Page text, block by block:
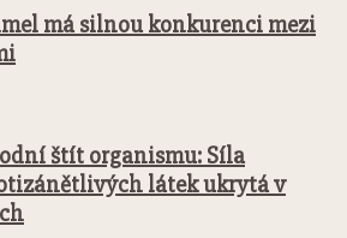
má silnou konkurenci mezi
štít organismu: Síla
látek ukrytá v